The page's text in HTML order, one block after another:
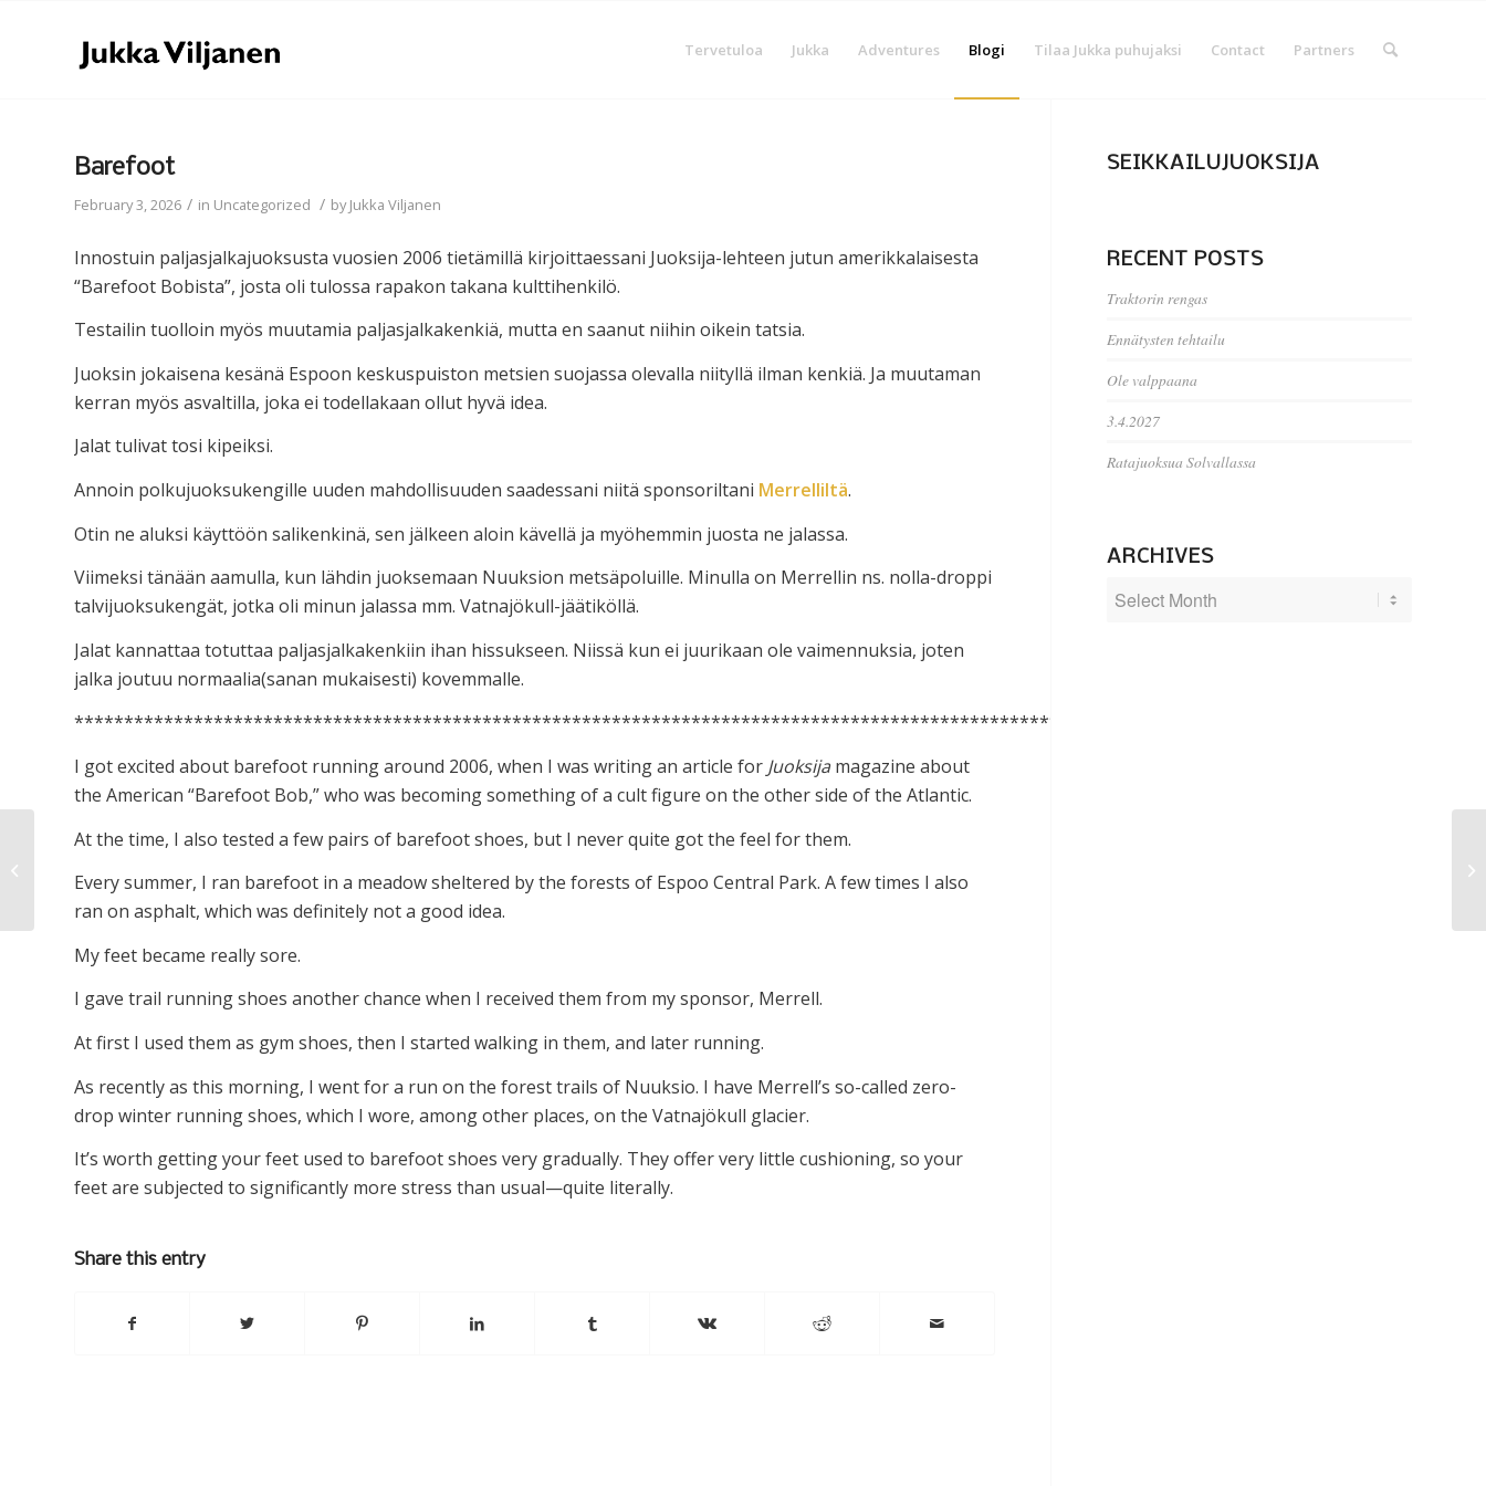
Tervetuloa Jukka Adventures Blogi Tilaa Jukka puhujaksi Contact Partners
Barefoot
February 3, 2026 / in Uncategorized / byJukka Viljanen
Innostuin paljasjalkajuoksusta vuosien 2006 tietämillä kirjoittaessani Juoksija-lehteen jutun amerikkalaisesta
“Barefoot Bobista”, josta oli tulossa rapakon takana kulttihenkilö.
Testailin tuolloin myös muutamia paljasjalkakenkiä, mutta en saanut niihin oikein tatsia.
Juoksin jokaisena kesänä Espoon keskuspuiston metsien suojassa olevalla niityllä ilman kenkiä. Ja muutaman
kerran myös asvaltilla, joka ei todellakaan ollut hyvä idea.
Jalat tulivat tosi kipeiksi.
Annoin polkujuoksukengille uuden mahdollisuuden saadessani niitä sponsoriltani Merrelliltä.
Otin ne aluksi käyttöön salikenkinä, sen jälkeen aloin kävellä ja myöhemmin juosta ne jalassa.
Viimeksi tänään aamulla, kun lähdin juoksemaan Nuuksion metsäpoluille. Minulla on Merrellin ns. nolla-droppi
talvijuoksukengät, jotka oli minun jalassa mm. Vatnajökull-jäätiköllä.
Jalat kannattaa totuttaa paljasjalkakenkiin ihan hissukseen. Niissä kun ei juurikaan ole vaimennuksia, joten
jalka joutuu normaalia(sanan mukaisesti) kovemmalle.
*******************************************************************************************************
I got excited about barefoot running around 2006, when I was writing an article for Juoksija magazine about
the American “Barefoot Bob,” who was becoming something of a cult figure on the other side of the Atlantic.
At the time, I also tested a few pairs of barefoot shoes, but I never quite got the feel for them.
Every summer, I ran barefoot in a meadow sheltered by the forests of Espoo Central Park. A few times I also
ran on asphalt, which was definitely not a good idea.
My feet became really sore.
I gave trail running shoes another chance when I received them from my sponsor, Merrell.
At first I used them as gym shoes, then I started walking in them, and later running.
As recently as this morning, I went for a run on the forest trails of Nuuksio. I have Merrell’s so-called zero-
drop winter running shoes, which I wore, among other places, on the Vatnajökull glacier.
It’s worth getting your feet used to barefoot shoes very gradually. They offer very little cushioning, so your
feet are subjected to significantly more stress than usual—quite literally.
Share this entry
SEIKKAILUJUOKSIJA
RECENT POSTS
Traktorin rengas
Ennätysten tehtailu
Ole valppaana
3.4.2027
Ratajuoksua Solvallassa
ARCHIVES
Calisthenics